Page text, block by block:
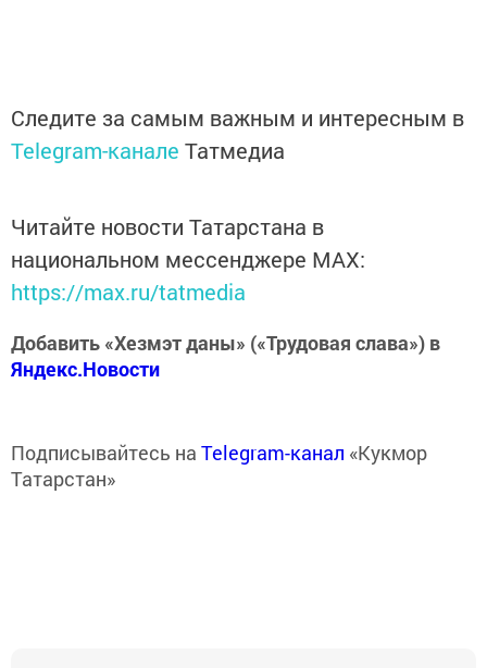
Следите за самым важным и интересным в
Telegram-канале Татмедиа
Читайте новости Татарстана в
национальном мессенджере MАХ:
https://max.ru/tatmedia
Добавить «Хезмэт даны» («Трудовая слава») в
Яндекс.Новости
Подписывайтесь на Telegram-канал «Кукмор
Татарстан»